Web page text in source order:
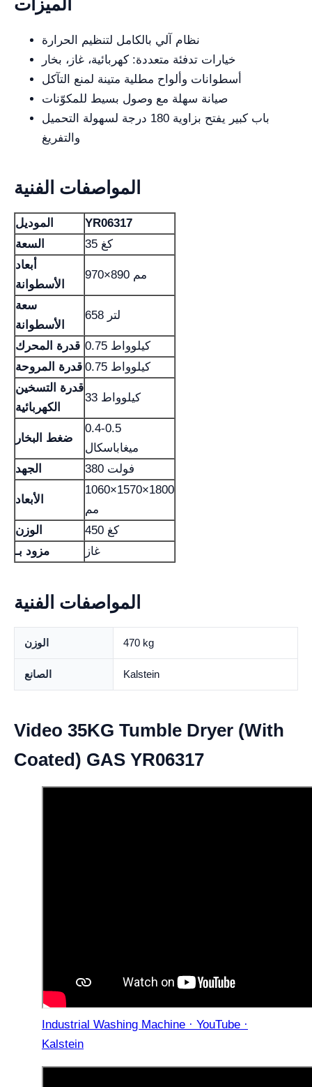
الميزات
نظام آلي بالكامل لتنظيم الحرارة
خيارات تدفئة متعددة: كهربائية، غاز، بخار
أسطوانات وألواح مطلية متينة لمنع التآكل
صيانة سهلة مع وصول بسيط للمكوّنات
باب كبير يفتح بزاوية 180 درجة لسهولة التحميل
والتفريغ
المواصفات الفنية
الموديل
YR06317
السعة
35 كغ
أبعاد
الأسطوانة
970×890 مم
سعة
الأسطوانة
658 لتر
قدرة المحرك
0.75 كيلوواط
قدرة المروحة
0.75 كيلوواط
قدرة التسخين
الكهربائية
33 كيلوواط
ضغط البخار
0.4-0.5
ميغاباسكال
الجهد
380 فولت
الأبعاد
1060×1570×1800
مم
الوزن
450 كغ
مزود بـ
غاز
المواصفات الفنية
الوزن 470 kg
الصانع Kalstein
Video 35KG Tumble Dryer (With
Coated) GAS YR06317
Industrial Washing Machine · YouTube ·
Kalstein